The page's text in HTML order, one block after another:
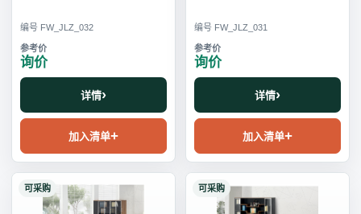
编号 FW_JLZ_032
询价
详情
加入清单
编号 FW_JLZ_031
询价
详情
加入清单
可采购 可采购